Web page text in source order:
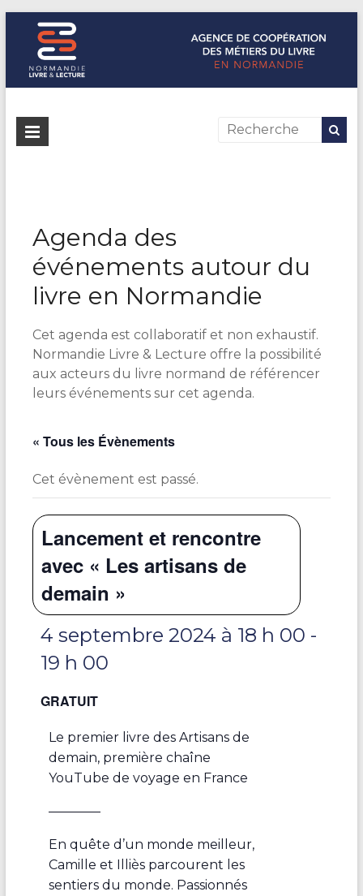
Normandie Livre & Lecture
L'agence de coopération des métiers du livre en Normandie
Agenda des
événements autour du
livre en Normandie
Cet agenda est collaboratif et non exhaustif.
Normandie Livre & Lecture offre la possibilité
aux acteurs du livre normand de référencer
leurs événements sur cet agenda.
« Tous les Évènements
Cet évènement est passé.
Lancement et rencontre
avec « Les artisans de
demain »
4 septembre 2024 à 18 h 00 -
19 h 00
GRATUIT
Le premier livre des Artisans de
demain, première chaîne
YouTube de voyage en France
————
En quête d’un monde meilleur,
Camille et Illiès parcourent les
sentiers du monde. Passionnés